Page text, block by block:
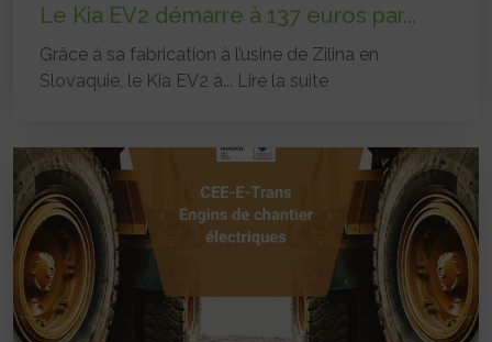
Le Kia EV2 démarre à 137 euros par...
Grâce à sa fabrication à l’usine de Zilina en
Slovaquie, le Kia EV2 à... Lire la suite